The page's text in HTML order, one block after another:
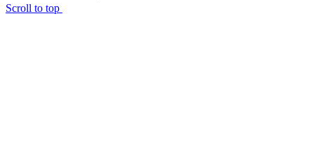
Scroll to top